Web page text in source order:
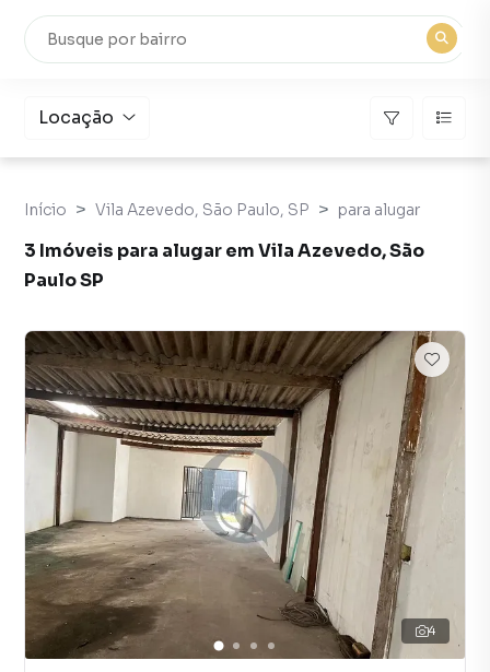
Locação
Início Vila Azevedo, São Paulo, SP para alugar
3 Imóveis para alugar em Vila Azevedo, São
Paulo SP
4